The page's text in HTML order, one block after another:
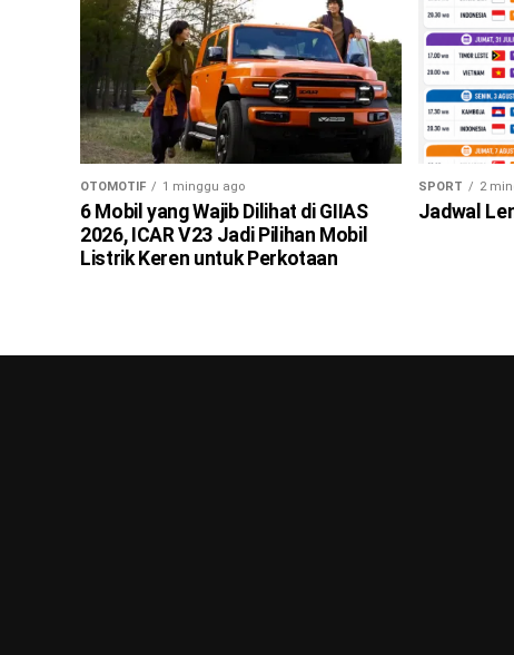
OTOMOTIF 1 minggu ago
6 Mobil yang Wajib Dilihat di GIIAS
2026, ICAR V23 Jadi Pilihan Mobil
Listrik Keren untuk Perkotaan
SPORT 2
Jadwal